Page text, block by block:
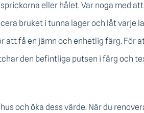
eller hålet. Var noga med
bruket i tunna lager och låt varje
att få en jämn och enhetlig färg. För
den befintliga putsen i färg och
och öka dess värde. När du